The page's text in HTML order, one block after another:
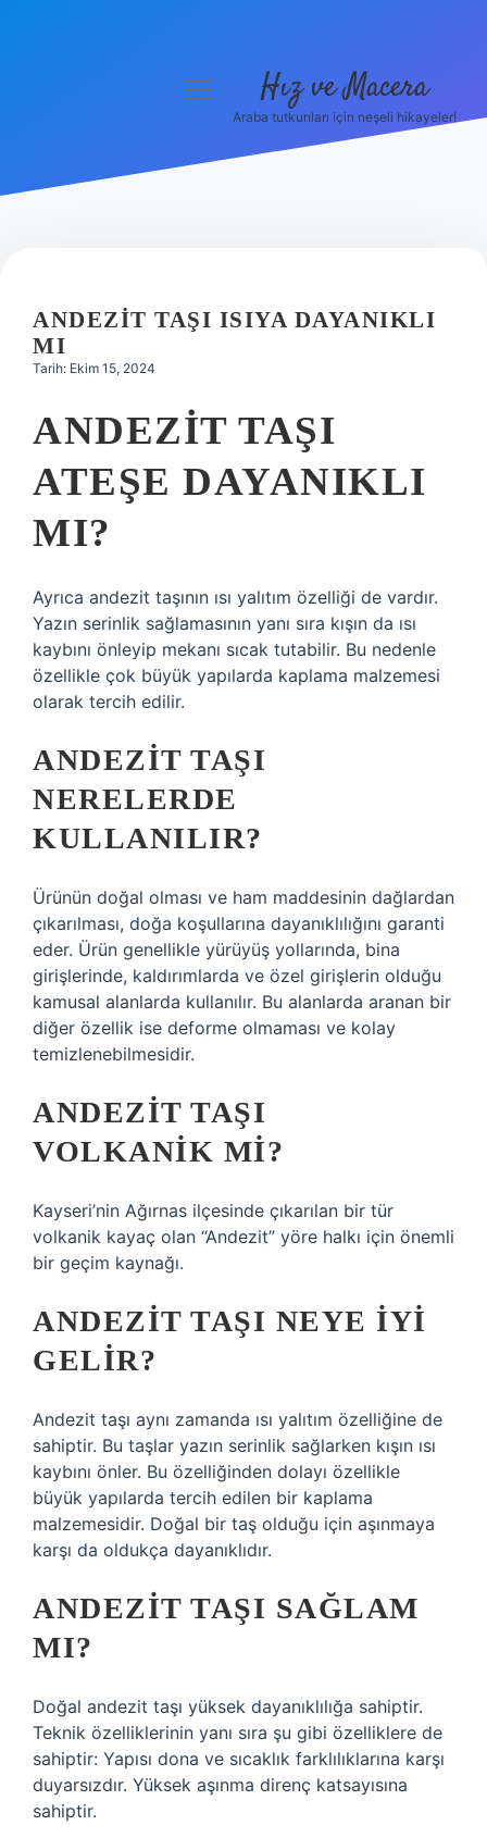
Hakkımızda
menüyü
Hız ve Macera
Araba tutkunları için neşeli hikayeler!
ANDEZIT TAŞI ISIYA DAYANIKLI
MI
Tarih: Ekim 15, 2024
ANDEZIT TAŞI
ATEŞE DAYANIKLI
MI?
Ayrıca andezit taşının ısı yalıtım özelliği de vardır.
Yazın serinlik sağlamasının yanı sıra kışın da ısı
kaybını önleyip mekanı sıcak tutabilir. Bu nedenle
özellikle çok büyük yapılarda kaplama malzemesi
olarak tercih edilir.
ANDEZIT TAŞI
NERELERDE
KULLANILIR?
Ürünün doğal olması ve ham maddesinin dağlardan
çıkarılması, doğa koşullarına dayanıklılığını garanti
eder. Ürün genellikle yürüyüş yollarında, bina
girişlerinde, kaldırımlarda ve özel girişlerin olduğu
kamusal alanlarda kullanılır. Bu alanlarda aranan bir
diğer özellik ise deforme olmaması ve kolay
temizlenebilmesidir.
ANDEZIT TAŞI
VOLKANIK MI?
Kayseri’nin Ağırnas ilçesinde çıkarılan bir tür
volkanik kayaç olan “Andezit” yöre halkı için önemli
bir geçim kaynağı.
ANDEZIT TAŞI NEYE IYI
GELIR?
Andezit taşı aynı zamanda ısı yalıtım özelliğine de
sahiptir. Bu taşlar yazın serinlik sağlarken kışın ısı
kaybını önler. Bu özelliğinden dolayı özellikle
büyük yapılarda tercih edilen bir kaplama
malzemesidir. Doğal bir taş olduğu için aşınmaya
karşı da oldukça dayanıklıdır.
ANDEZIT TAŞI SAĞLAM
MI?
Doğal andezit taşı yüksek dayanıklılığa sahiptir.
Teknik özelliklerinin yanı sıra şu gibi özelliklere de
sahiptir: Yapısı dona ve sıcaklık farklılıklarına karşı
duyarsızdır. Yüksek aşınma direnç katsayısına
sahiptir.